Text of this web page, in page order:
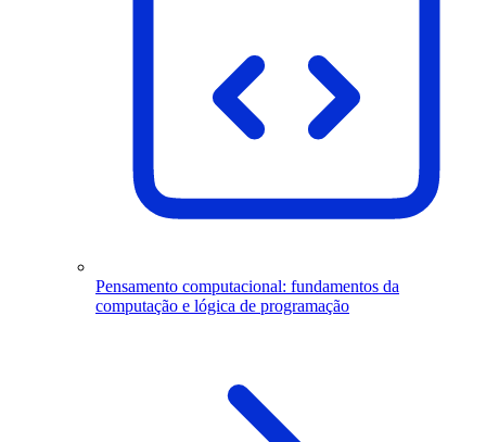
Pensamento computacional: fundamentos da
computação e lógica de programação